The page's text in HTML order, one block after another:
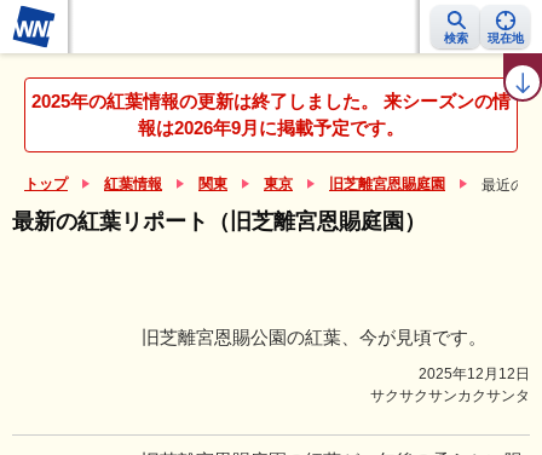
検索 現在地
紅葉レーダー 紅葉ニュース 京都 見頃カレンダー 名所ランキング
2025年の紅葉情報の更新は終了しました。 来シーズンの情
報は2026年9月に掲載予定です。
トップ 紅葉情報 関東 東京 旧芝離宮恩賜庭園 最近の
最新の紅葉リポート（旧芝離宮恩賜庭園）
旧芝離宮恩賜公園の紅葉、今が見頃です。
2025年12月12日
サクサクサンカクサンタ